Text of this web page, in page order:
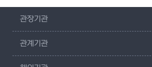
관장기관
관계기관